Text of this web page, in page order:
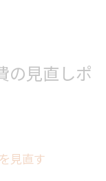
の見直しポ
見直す